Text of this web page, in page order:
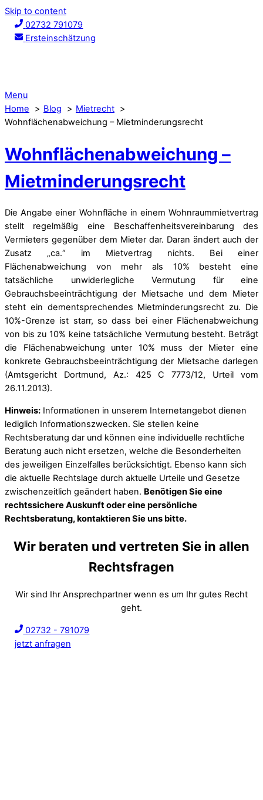
Skip to content
02732 791079
Ersteinschätzung
Menu
Home
Blog
Mietrecht
Wohnflächenabweichung – Mietminderungsrecht
Wohnflächenabweichung –
Mietminderungsrecht
Die Angabe einer Wohnfläche in einem Wohnraummietvertrag
stellt regelmäßig eine Beschaffenheitsvereinbarung des
Vermieters gegenüber dem Mieter dar. Daran ändert auch der
Zusatz „ca.“ im Mietvertrag nichts. Bei einer
Flächenabweichung von mehr als 10% besteht eine
tatsächliche unwiderlegliche Vermutung für eine
Gebrauchsbeeinträchtigung der Mietsache und dem Mieter
steht ein dementsprechendes Mietminderungsrecht zu. Die
10%-Grenze ist starr, so dass bei einer Flächenabweichung
von bis zu 10% keine tatsächliche Vermutung besteht. Beträgt
die Flächenabweichung unter 10% muss der Mieter eine
konkrete Gebrauchsbeeinträchtigung der Mietsache darlegen
(Amtsgericht Dortmund, Az.: 425 C 7773/12, Urteil vom
26.11.2013).
Hinweis: Informationen in unserem Internetangebot dienen
lediglich Informationszwecken. Sie stellen keine
Rechtsberatung dar und können eine individuelle rechtliche
Beratung auch nicht ersetzen, welche die Besonderheiten
des jeweiligen Einzelfalles berücksichtigt. Ebenso kann sich
die aktuelle Rechtslage durch aktuelle Urteile und Gesetze
zwischenzeitlich geändert haben. Benötigen Sie eine
rechtssichere Auskunft oder eine persönliche
Rechtsberatung, kontaktieren Sie uns bitte.
Wir beraten und vertreten Sie in allen
Rechtsfragen
Wir sind Ihr Ansprechpartner wenn es um Ihr gutes Recht
geht.
02732 - 791079
jetzt anfragen